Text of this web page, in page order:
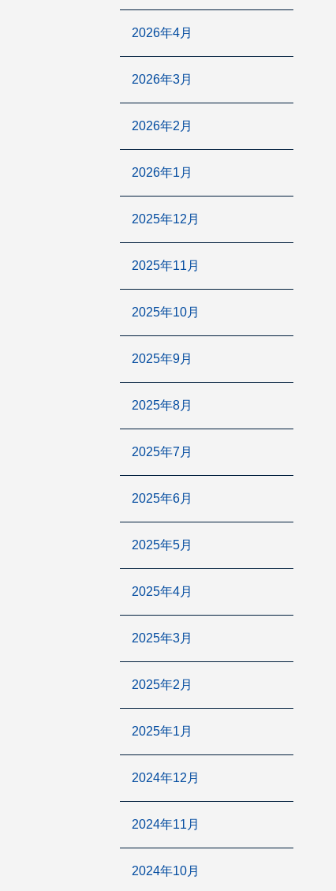
2026年4月
2026年3月
2026年2月
2026年1月
2025年12月
2025年11月
2025年10月
2025年9月
2025年8月
2025年7月
2025年6月
2025年5月
2025年4月
2025年3月
2025年2月
2025年1月
2024年12月
2024年11月
2024年10月